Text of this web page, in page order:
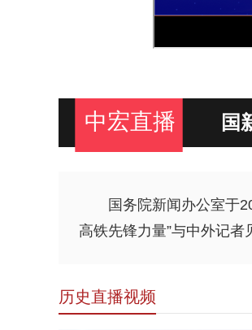
中宏直播 国
国务院新闻办公室于
高铁先锋力量”与中外记者
历史直播视频